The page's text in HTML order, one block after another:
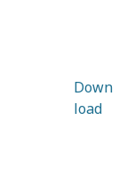
Down
load